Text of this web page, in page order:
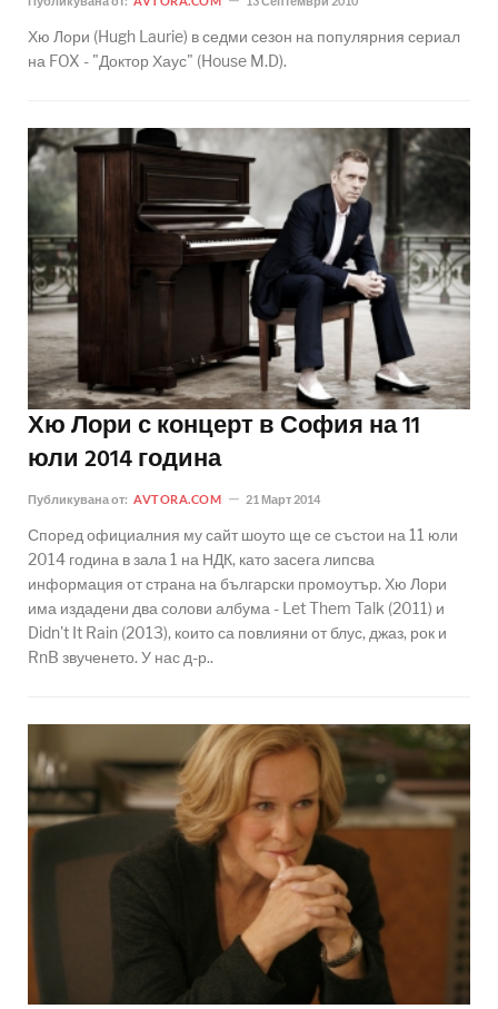
Хю Лори (Hugh Laurie) в седми сезон на популярния сериал
на FOX - "Доктор Хаус" (House M.D).
Хю Лори с концерт в София на 11
юли 2014 година
Публикувана от: AVTORA.COM 21 Март 2014
Според официалния му сайт шоуто ще се състои на 11 юли
2014 година в зала 1 на НДК, като засега липсва
информация от страна на български промоутър. Хю Лори
има издадени два солови албума - Let Them Talk (2011) и
Didn't It Rain (2013), които са повлияни от блус, джаз, рок и
RnB звученето. У нас д-р..